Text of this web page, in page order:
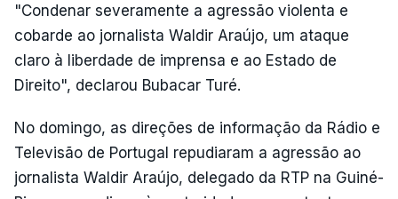
"Condenar severamente a agressão violenta e
cobarde ao jornalista Waldir Araújo, um ataque
claro à liberdade de imprensa e ao Estado de
Direito", declarou Bubacar Turé.
No domingo, as direções de informação da Rádio e
Televisão de Portugal repudiaram a agressão ao
jornalista Waldir Araújo, delegado da RTP na Guiné-